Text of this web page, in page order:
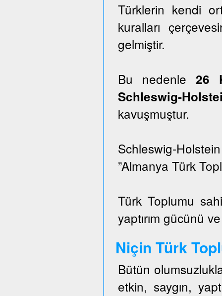
Türklerin kendi
kuralları
gelmiştir.
Bu nedenle26
Schleswig-
kavuşmuştur.
Schleswig-
”Almanya Türk
Türk Toplumu
yaptırım gücünü
Niçin Türk
Bütün
etkin, saygın,